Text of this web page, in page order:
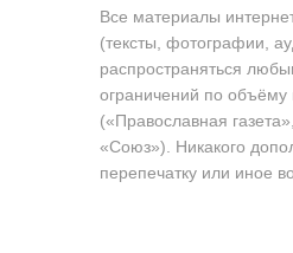
Все материалы
(тексты, фотографии,
распространяться
ограничений по объёму
(«Православная
«Союз»). Никакого
перепечатку или иное